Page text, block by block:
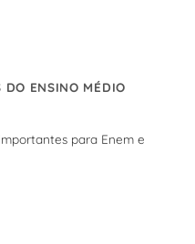
DO ENSINO MÉDIO
para Enem e